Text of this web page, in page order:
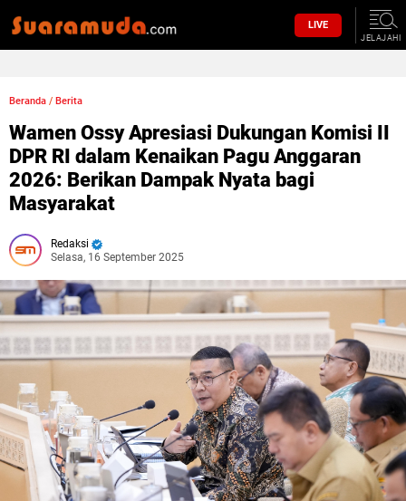
LIVE
JELAJAHI
Beranda / Berita
Wamen Ossy Apresiasi Dukungan Komisi II
DPR RI dalam Kenaikan Pagu Anggaran
2026: Berikan Dampak Nyata bagi
Masyarakat
Redaksi
Selasa, 16 September 2025